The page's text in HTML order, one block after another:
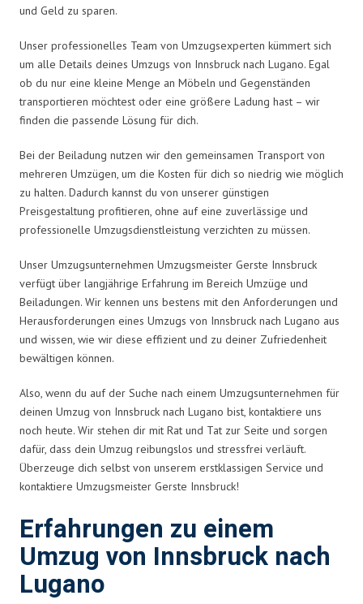
und Geld zu sparen.
Unser professionelles Team von Umzugsexperten kümmert sich
um alle Details deines Umzugs von Innsbruck nach Lugano. Egal
ob du nur eine kleine Menge an Möbeln und Gegenständen
transportieren möchtest oder eine größere Ladung hast – wir
finden die passende Lösung für dich.
Bei der Beiladung nutzen wir den gemeinsamen Transport von
mehreren Umzügen, um die Kosten für dich so niedrig wie möglich
zu halten. Dadurch kannst du von unserer günstigen
Preisgestaltung profitieren, ohne auf eine zuverlässige und
professionelle Umzugsdienstleistung verzichten zu müssen.
Unser Umzugsunternehmen Umzugsmeister Gerste Innsbruck
verfügt über langjährige Erfahrung im Bereich Umzüge und
Beiladungen. Wir kennen uns bestens mit den Anforderungen und
Herausforderungen eines Umzugs von Innsbruck nach Lugano aus
und wissen, wie wir diese effizient und zu deiner Zufriedenheit
bewältigen können.
Also, wenn du auf der Suche nach einem Umzugsunternehmen für
deinen Umzug von Innsbruck nach Lugano bist, kontaktiere uns
noch heute. Wir stehen dir mit Rat und Tat zur Seite und sorgen
dafür, dass dein Umzug reibungslos und stressfrei verläuft.
Überzeuge dich selbst von unserem erstklassigen Service und
kontaktiere Umzugsmeister Gerste Innsbruck!
Erfahrungen zu einem
Umzug von Innsbruck nach
Lugano